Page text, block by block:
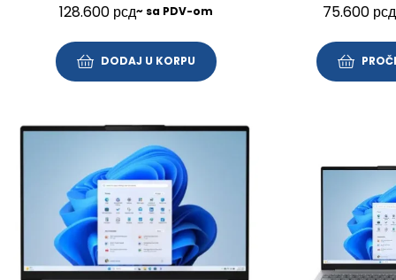
128.600 рсд~ sa PDV-om
DODAJ U KORPU
75.600 рсд